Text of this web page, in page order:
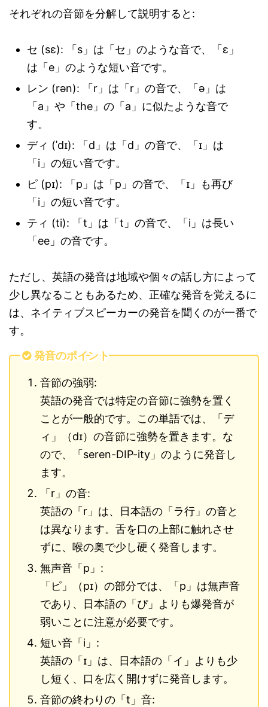
それぞれの音節を分解して説明すると:
セ (sɛ): 「s」は「セ」のような音で、「ɛ」
は「e」のような短い音です。
レン (rən): 「r」は「r」の音で、「ə」は
「a」や「the」の「a」に似たような音で
す。
ディ (ˈdɪ): 「d」は「d」の音で、「ɪ」は
「i」の短い音です。
ピ (pɪ): 「p」は「p」の音で、「ɪ」も再び
「i」の短い音です。
ティ (ti): 「t」は「t」の音で、「i」は長い
「ee」の音です。
ただし、英語の発音は地域や個々の話し方によって
少し異なることもあるため、正確な発音を覚えるに
は、ネイティブスピーカーの発音を聞くのが一番で
す。
発音のポイント
音節の強弱:
英語の発音では特定の音節に強勢を置く
ことが一般的です。この単語では、「デ
ィ」（dɪ）の音節に強勢を置きます。な
ので、「seren-DIP-ity」のように発音し
ます。
「r」の音:
英語の「r」は、日本語の「ラ行」の音と
は異なります。舌を口の上部に触れさせ
ずに、喉の奥で少し硬く発音します。
無声音「p」:
「ピ」（pɪ）の部分では、「p」は無声音
であり、日本語の「ぴ」よりも爆発音が
弱いことに注意が必要です。
短い音「i」:
英語の「ɪ」は、日本語の「イ」よりも少
し短く、口を広く開けずに発音します。
音節の終わりの「t」音: